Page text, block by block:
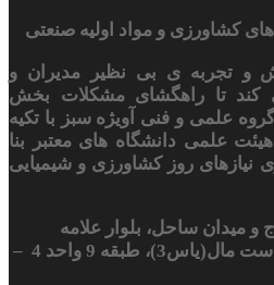
کشاورزی و مواد اولیه صنعتی
و تجربه ی بی نظیر مدیران و
تا راهگشای مشکلات بخش
علمی و فنی آویژه سبز با تکیه
علمی دانشگاه های معتبر بنا
نیازهای روز کشاورزی و شیمیایی
و میدان ساحل، بلوار علامه
قزوینی، میلاد یکم، برج کنتراست مال(یاس3)، طبقه 9 واحد 4 –